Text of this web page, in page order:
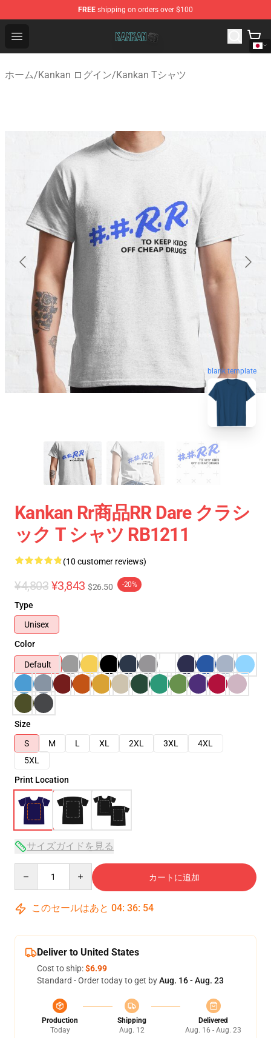
FREE shipping on orders over $100
Open menu
Kankan Store - Official Kankan Merchandise Shop
ホーム/Kankan ログイン/Kankan Tシャツ
blank template
Kankan Rr商品RR Dare クラシ
ック T シャツ RB1211
(10 customer reviews)
¥4,803 ¥3,843 $26.50 -20%
Type
Unisex
Color
Default
Size
S
M L XL 2XL 3XL
4XL
5XL
Print Location
サイズガイドを見る
カートに追加
このセールはあと 04: 36: 54
Deliver to United States
Cost to ship:$6.99
Standard - Order today to get byAug. 16 - Aug. 23
Production
Today
Shipping
Aug. 12
Delivered
Aug. 16 - Aug. 23